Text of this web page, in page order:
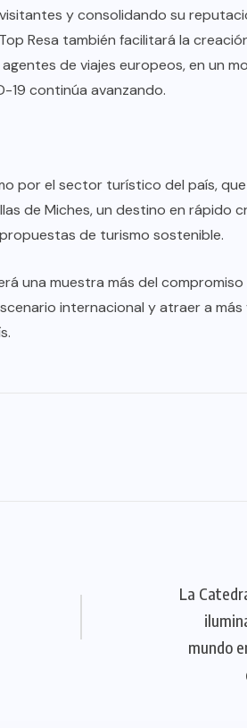
y consolidando su
Resa también facilitará la
de viajes europeos, en un
19 continúa avanzando.
por el sector turístico del país,
de Miches, un destino en rápido
de turismo sostenible.
una muestra más del
internacional y atraer a
La
mundo